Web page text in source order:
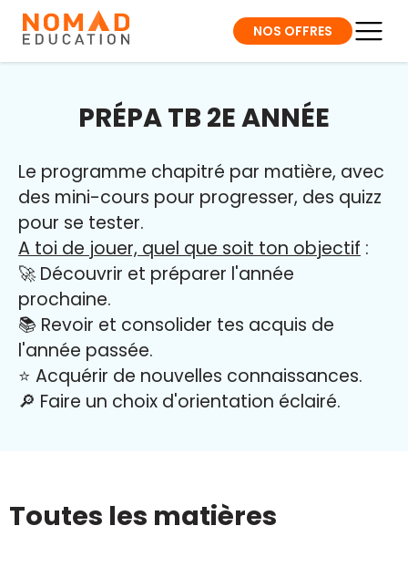
NOS OFFRES
PRÉPA TB 2E ANNÉE
Le programme chapitré par matière, avec
des mini-cours pour progresser, des quizz
pour se tester.
A toi de jouer, quel que soit ton objectif :
🚀 Découvrir et préparer l'année
prochaine.
📚 Revoir et consolider tes acquis de
l'année passée.
⭐️ Acquérir de nouvelles connaissances.
🔎 Faire un choix d'orientation éclairé.
Toutes les matières